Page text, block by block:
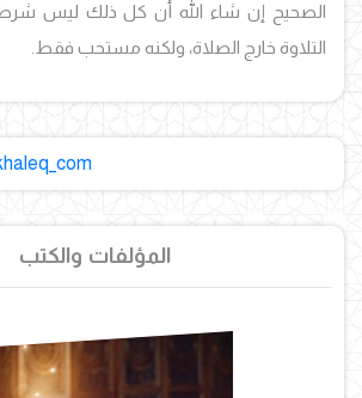
الصحيح إن شاء الله أن كل ذلك ليس
التلاوة خارج الصلاة، ولكنه مستحب فقط.
المؤلفات والكتب